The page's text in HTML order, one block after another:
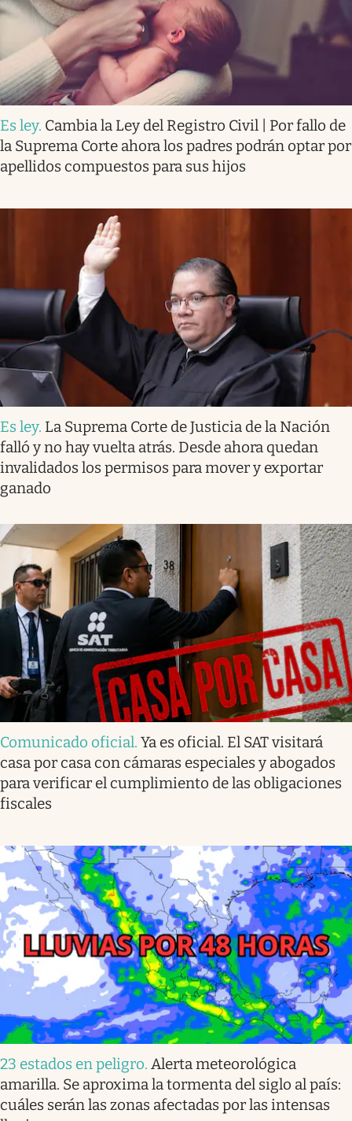
Es ley. Cambia la Ley del Registro Civil | Por fallo de
la Suprema Corte ahora los padres podrán optar por
apellidos compuestos para sus hijos
Es ley. La Suprema Corte de Justicia de la Nación
falló y no hay vuelta atrás. Desde ahora quedan
invalidados los permisos para mover y exportar
ganado
Comunicado oficial. Ya es oficial. El SAT visitará
casa por casa con cámaras especiales y abogados
para verificar el cumplimiento de las obligaciones
fiscales
23 estados en peligro. Alerta meteorológica
amarilla. Se aproxima la tormenta del siglo al país:
cuáles serán las zonas afectadas por las intensas